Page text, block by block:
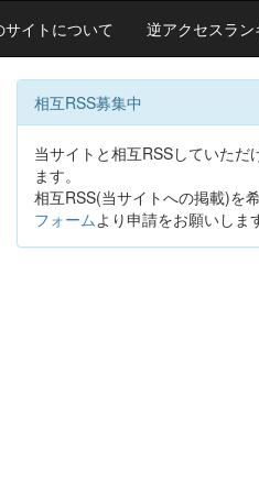
サイトについて 逆アクセスラ
相互RSS募集中
当サイトと相互RSSしていただ
ます。
相互RSS(当サイトへの掲載)を
フォームより申請をお願いしま